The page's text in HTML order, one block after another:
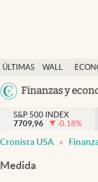
ÚLTIMAS
NOTICIAS
WALL
DÓLAR
Finanzas y
Finanzas y economía
Wall Street y dólar
Inmigración
S&P 500 INDEX
7709,96
-0.18%
Cronista USA
Medida